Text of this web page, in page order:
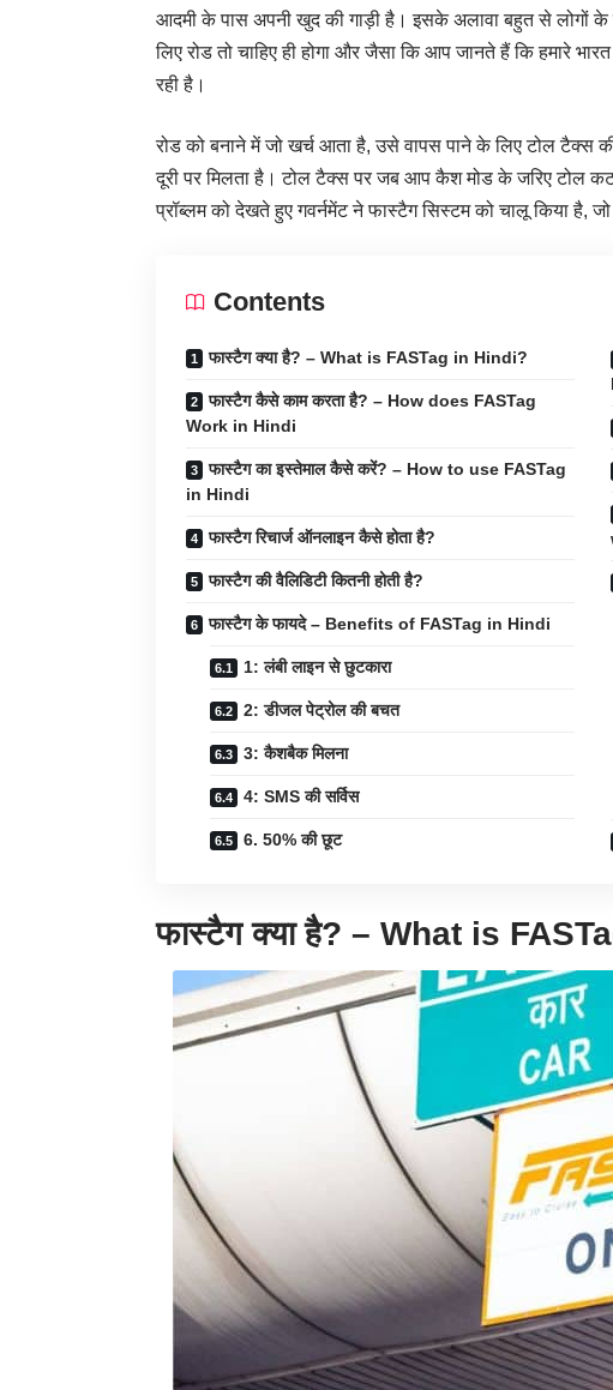
आदमी के पास अपनी खुद की गाड़ी है। इसके अलावा बहुत से लोगों
लिए रोड तो चाहिए ही होगा और जैसा कि आप जानते हैं कि हमारे
रही है।
रोड को बनाने में जो खर्च आता है, उसे वापस पाने के लिए टोल टैक्स
दूरी पर मिलता है। टोल टैक्स पर जब आप कैश मोड के जरिए टोल
प्रॉब्लम को देखते हुए गवर्नमेंट ने फास्टैग सिस्टम को चालू किया है,
Contents
फास्टैग क्या है? – What is FASTag in Hindi?
फास्टैग कैसे काम करता है? – How does FASTag
Work in Hindi
फास्टैग का इस्तेमाल कैसे करें? – How to use FASTag
in Hindi
फास्टैग रिचार्ज ऑनलाइन कैसे होता है?
फास्टैग की वैलिडिटी कितनी होती है?
फास्टैग के फायदे – Benefits of FASTag in Hindi
1: लंबी लाइन से छुटकारा
2: डीजल पेट्रोल की बचत
3: कैशबैक मिलना
4: SMS की सर्विस
6. 50% की छूट
फास्टैग क्या है? – What is